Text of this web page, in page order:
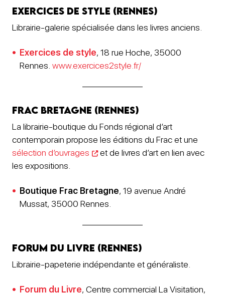
Exercices de style (Rennes)
Librairie-galerie spécialisée dans les livres anciens.
Exercices de style, 18 rue Hoche, 35000
Rennes. www.exercices2style.fr/
Frac Bretagne (Rennes)
La librairie-boutique du Fonds régional d’art
contemporain propose les éditions du Frac et une
sélection d’ouvrages
et de livres d’art en lien avec
les expositions.
Boutique Frac Bretagne, 19 avenue André
Mussat, 35000 Rennes.
Forum du livre (Rennes)
Librairie-papeterie indépendante et généraliste.
Forum du Livre, Centre commercial La Visitation,